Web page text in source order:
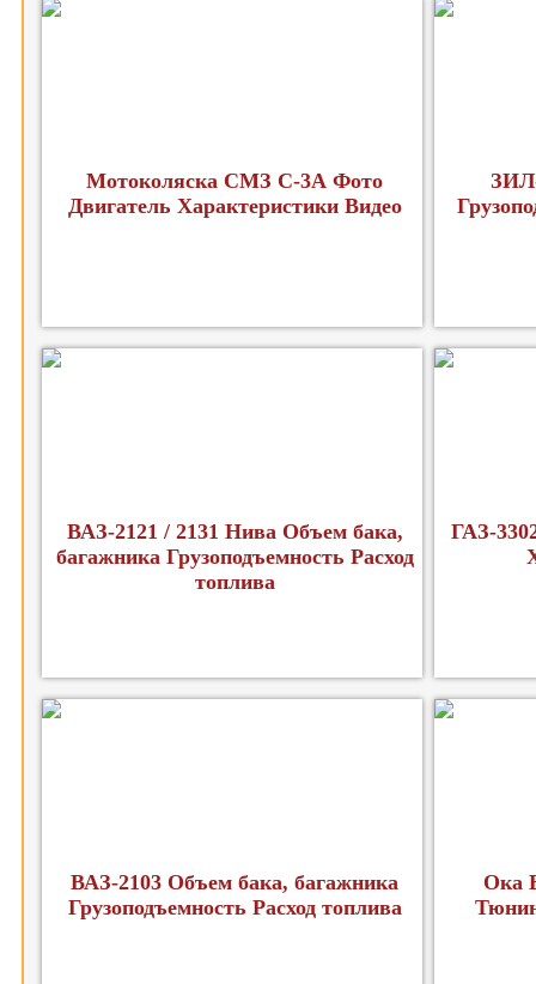
Мотоколяска СМЗ С-3А Фото
Двигатель Характеристики Видео
ВАЗ-2121 / 2131 Нива Объем бака,
багажника Грузоподъемность Расход
топлива
ГАЗ-
ВАЗ-2103 Объем бака, багажника
Грузоподъемность Расход топлива
Ока